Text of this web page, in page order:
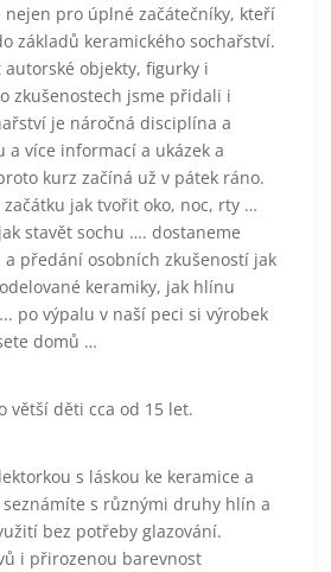
pro úplné začátečníky, kteří
základů keramického sochařství.
objekty, figurky i
zkušenostech jsme přidali i
je náročná disciplína a
a více informací a ukázek a
kurz začíná už v pátek ráno.
začátku jak tvořit oko, noc, rty …
stavět sochu …. dostaneme
předání osobních zkušeností jak
keramiky, jak hlínu
po výpalu v naší peci si výrobek
domů …
větší děti cca od 15 let.
s láskou ke keramice a
seznámíte s různými druhy hlín a
bez potřeby glazování.
i přirozenou barevnost